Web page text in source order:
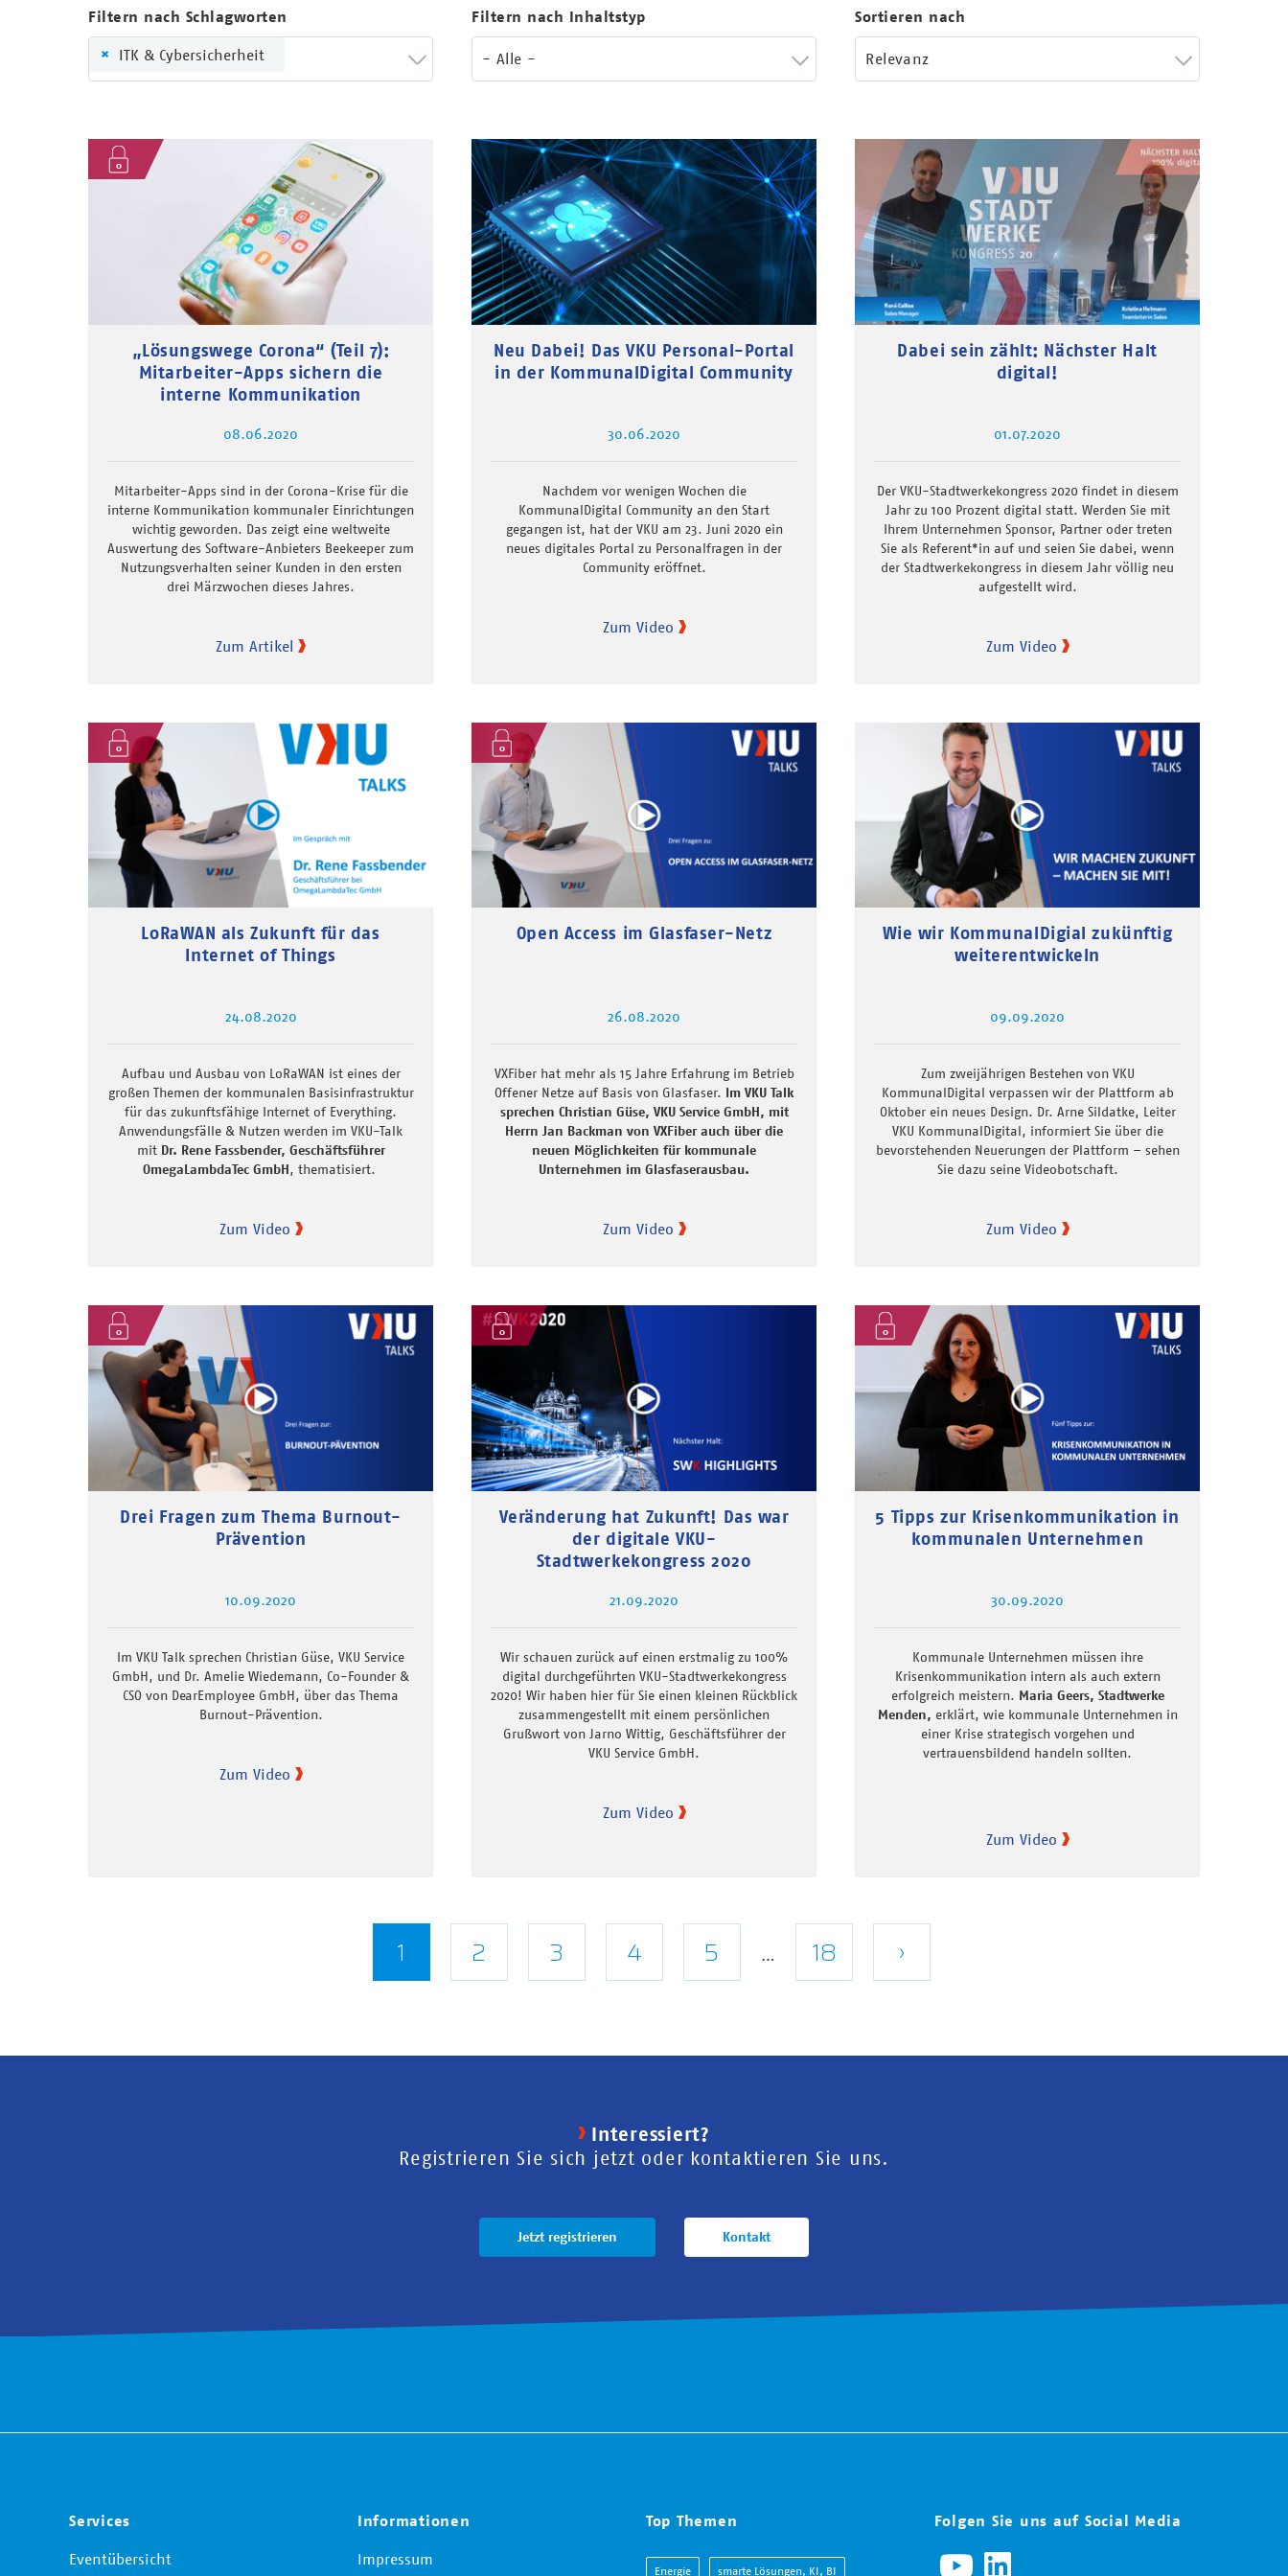
Filtern nach Schlagworten
× ITK & Cybersicherheit
Filtern nach Inhaltstyp
- Alle -
Sortieren nach
Relevanz
„Lösungswege Corona“ (Teil 7):
Mitarbeiter-Apps sichern die
interne Kommunikation
08.06.2020
Mitarbeiter-Apps sind in der Corona-Krise für die
interne Kommunikation kommunaler Einrichtungen
wichtig geworden. Das zeigt eine weltweite
Auswertung des Software-Anbieters Beekeeper zum
Nutzungsverhalten seiner Kunden in den ersten
drei Märzwochen dieses Jahres.
Zum Artikel
Neu Dabei! Das VKU Personal-Portal
in der KommunalDigital Community
30.06.2020
Nachdem vor wenigen Wochen die
KommunalDigital Community an den Start
gegangen ist, hat der VKU am 23. Juni 2020 ein
neues digitales Portal zu Personalfragen in der
Community eröffnet.
Zum Video
Dabei sein zählt: Nächster Halt
digital!
01.07.2020
Der VKU-Stadtwerkekongress 2020 findet in diesem
Jahr zu 100 Prozent digital statt. Werden Sie mit
Ihrem Unternehmen Sponsor, Partner oder treten
Sie als Referent*in auf und seien Sie dabei, wenn
der Stadtwerkekongress in diesem Jahr völlig neu
aufgestellt wird.
Zum Video
LoRaWAN als Zukunft für das
Internet of Things
24.08.2020
Aufbau und Ausbau von LoRaWAN ist eines der
großen Themen der kommunalen Basisinfrastruktur
für das zukunftsfähige Internet of Everything.
Anwendungsfälle & Nutzen werden im VKU-Talk
mit Dr. Rene Fassbender, Geschäftsführer
OmegaLambdaTec GmbH, thematisiert.
Zum Video
Open Access im Glasfaser-Netz
26.08.2020
VXFiber hat mehr als 15 Jahre Erfahrung im Betrieb
Offener Netze auf Basis von Glasfaser. Im VKU Talk
sprechen Christian Güse, VKU Service GmbH, mit
Herrn Jan Backman von VXFiber auch über die
neuen Möglichkeiten für kommunale
Unternehmen im Glasfaserausbau.
Zum Video
Wie wir KommunalDigial zukünftig
weiterentwickeln
09.09.2020
Zum zweijährigen Bestehen von VKU
KommunalDigital verpassen wir der Plattform ab
Oktober ein neues Design. Dr. Arne Sildatke, Leiter
VKU KommunalDigital, informiert Sie über die
bevorstehenden Neuerungen der Plattform – sehen
Sie dazu seine Videobotschaft.
Zum Video
Drei Fragen zum Thema Burnout-
Prävention
10.09.2020
Im VKU Talk sprechen Christian Güse, VKU Service
GmbH, und Dr. Amelie Wiedemann, Co-Founder &
CSO von DearEmployee GmbH, über das Thema
Burnout-Prävention.
Zum Video
Veränderung hat Zukunft! Das war
der digitale VKU-
Stadtwerkekongress 2020
21.09.2020
Wir schauen zurück auf einen erstmalig zu 100%
digital durchgeführten VKU-Stadtwerkekongress
2020! Wir haben hier für Sie einen kleinen Rückblick
zusammengestellt mit einem persönlichen
Grußwort von Jarno Wittig, Geschäftsführer der
VKU Service GmbH.
Zum Video
5 Tipps zur Krisenkommunikation in
kommunalen Unternehmen
30.09.2020
Kommunale Unternehmen müssen ihre
Krisenkommunikation intern als auch extern
erfolgreich meistern. Maria Geers, Stadtwerke
Menden, erklärt, wie kommunale Unternehmen in
einer Krise strategisch vorgehen und
vertrauensbildend handeln sollten.
Zum Video
Aktuelle
1 Seite
2 Seite
3 Seite
4 Seite
5 …
Letzte
18
Nächste
›
Interessiert?
Registrieren Sie sich jetzt oder kontaktieren Sie uns.
Jetzt registrieren Kontakt
Services
Eventübersicht
Informationen
Impressum
Top Themen
Energie smarte Lösungen, KI, BI
Folgen Sie uns auf Social Media